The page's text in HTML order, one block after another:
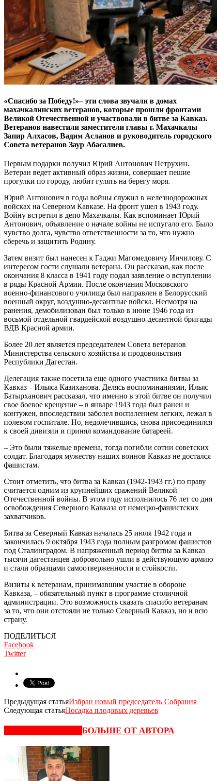
«Спасибо за Победу!»– эти слова зву­чали в домах
махачкалинских ветера­нов, которые прошли фронтами
Великой Отечественной и участвовали в битве за Кавказ.
Ветеранов навестили замести­тели главы г. Махачкалы
Запир Алхасов, Вадим Асланов и руководитель город­ского
Совета ветеранов Заур Абасалиев.
Первым подарки получил Юрий Антонович Петрухин.
Ветеран ведет активный образ жизни, совершает пешие
прогулки по горо­ду, любит гулять на берегу моря.
Юрий Антонович в годы войны служил в железнодорожных
войсках на Северном Кавказе. На фронт ушел в 1943 году.
Войну встретил в депо Махачкалы. Как вспомина­ет Юрий
Антонович, объявление о начале войны не испугало его. Было
чувство долга, чувство ответственности за то, что нужно
сберечь и защитить Родину.
Затем визит был нанесен к Гаджи Магоме­довичу Инчилову. С
интересом гости слуша­ли ветерана. Он рассказал, как после
окон­чания 8 класса в 1941 году подал заявление о вступлении
в ряды Красной Армии. После окончания Московского
военно-финансово­го училища был направлен в Белорусский
военный округ, воздушно-десантные во­йска. Несмотря на
ранения, демобилизован был только в июне 1946 года из
восьмой от­дельной гвардейской воздушно-десантной бригады
ВДВ Красной армии.
Более 20 лет является председателем Совета ветеранов
Министерства сельско­го хозяйства и продовольствия
Республики Дагестан.
Делегация также посетила еще одного участника битвы за
Кавказ – Ильяса Кази­ханова. Делясь воспоминаниями, Ильяс
Батырханович рассказал, что именно в этой битве он получил
свое боевое крещение – в январе 1943 года был ранен и
контужен, впоследствии заболел воспалением легких, лежал в
полевом госпитале. Но, недолечив­шись, снова присоединился
к своей диви­зии и принял командование батареей.
– Это были тяжелые времена, тогда по­гибли сотни советских
солдат. Благодаря мужеству наших воинов Кавказ не достался
фашистам.
Стоит отметить, что битва за Кавказ (1942-1943 гг.) по праву
считается одним из крупнейших сражений Великой
Отечествен­ной войны. В этом году исполнилось 76 лет со дня
освобождения Северного Кавказа от немецко-фашистских
захватчиков.
Битва за Северный Кавказ началась 25 июля 1942 года и
закончилась 9 октября 1943 года полным разгромом фашистов
под Сталинградом. В напряженный период битвы за Кавказ
тысячи дагестанцев добро­вольно ушли в действующую армию
и стали образцами самоотверженности и стойко­сти.
Визиты к ветеранам, принимавшим уча­стие в обороне
Кавказа, – обязательный пункт в программе столичной
администра­ции. Это возможность сказать спасибо ве­теранам
за то, что они отстояли не только Северный Кавказ, но и всю
страну.
ПОДЕЛИТЬСЯ
Facebook
Twitter
Предыдущая статьяИзбран новый председатель Собрания
Следующая статьяПосадка плодовых деревьев
БОЛЬШЕ ОТ АВТОРА